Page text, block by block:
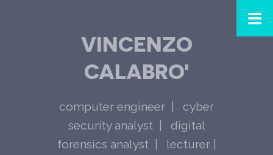
VINCENZO
CALABRO'
computer engineer
cyber
security analyst
digital
forensics analyst
lecturer |